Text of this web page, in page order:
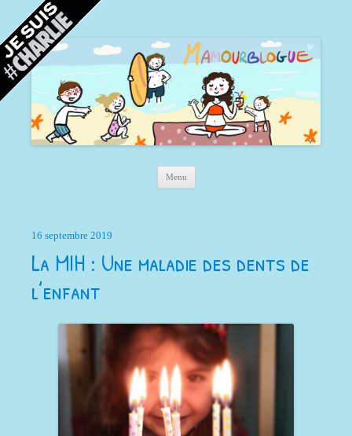
Mamour blogue
Blog d'une maman à Bordeaux, du sable, des coquillages… et la mer !
Menu Aller au contenu principal
16 septembre 2019
La MIH : Une maladie des dents de
l’enfant